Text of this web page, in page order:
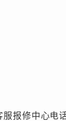
报修中心电